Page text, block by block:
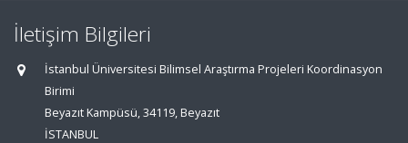
İletişim Bilgileri
İstanbul Üniversitesi Bilimsel Araştırma Projeleri Koordinasyon
Birimi
Beyazıt Kampüsü, 34119, Beyazıt
İSTANBUL